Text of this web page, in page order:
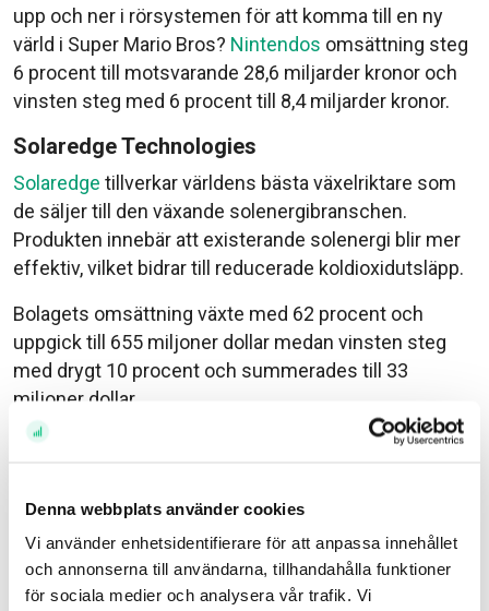
Denna webbplats använder cookies
Vi använder enhetsidentifierare för att anpassa innehållet
och annonserna till användarna, tillhandahålla funktioner
för sociala medier och analysera vår trafik. Vi
upp och ner i rörsystemen för att komma till en ny
värld i Super Mario Bros? Nintendos omsättning steg
6 procent till motsvarande 28,6 miljarder kronor och
vinsten steg med 6 procent till 8,4 miljarder kronor.
Solaredge Technologies
Solaredge tillverkar världens bästa växelriktare som
de säljer till den växande solenergibranschen.
Produkten innebär att existerande solenergi blir mer
effektiv, vilket bidrar till reducerade koldioxidutsläpp.
Bolagets omsättning växte med 62 procent och
uppgick till 655 miljoner dollar medan vinsten steg
med drygt 10 procent och summerades till 33
miljoner dollar.
Take-Two Interactive
rättigheter som Grand Theft Auto och NBA 2K.
Two Interactivebudade i början av året 12,7 miljarder
dollar för mobilspelsjätten Zynga för att bredda
intäktsbasen.